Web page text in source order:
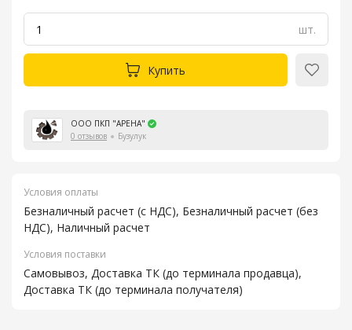
шт.
Купить
ООО ПКП "АРЕНА"
0 отзывов
Бузулук
Условия оплаты
Безналичный расчет (с НДС), Безналичный расчет (без
НДС), Наличный расчет
Условия поставки
Самовывоз, Доставка ТК (до терминала продавца),
Доставка ТК (до терминала получателя)